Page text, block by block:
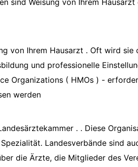
sind Weisung von Ihrem
von Ihrem Hausarzt . Oft wird sie
und professionelle
Organizations ( HMOs ) -
werden
. . Diese
Landesverbände sind
die Ärzte, die Mitglieder des